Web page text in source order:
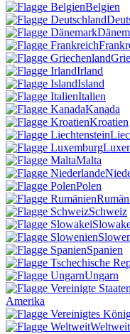
Belgien
Irland
Island
Italien
Kanada
Kroatien
Malta
Polen
Schweiz
Spanien
Ungarn
Amerika
Weltweit